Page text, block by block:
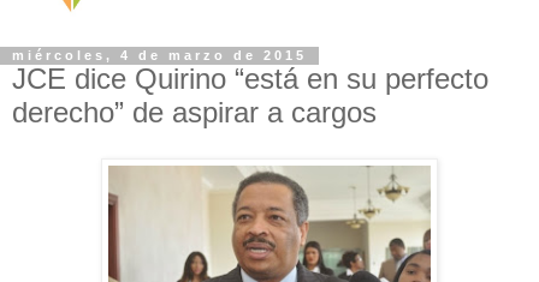
miércoles, 4 de marzo de 2015
JCE dice Quirino “está en su perfecto
derecho” de aspirar a cargos